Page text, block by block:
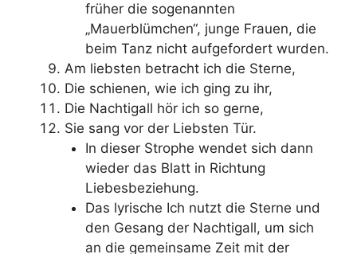
früher die sogenannten
„Mauerblümchen“, junge Frauen, die
beim Tanz nicht aufgefordert wurden.
Am liebsten betracht ich die Sterne,
Die schienen, wie ich ging zu ihr,
Die Nachtigall hör ich so gerne,
Sie sang vor der Liebsten Tür.
In dieser Strophe wendet sich dann
wieder das Blatt in Richtung
Liebesbeziehung.
Das lyrische Ich nutzt die Sterne und
den Gesang der Nachtigall, um sich
an die gemeinsame Zeit mit der